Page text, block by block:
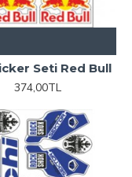
Seti Red Bull
374,00TL